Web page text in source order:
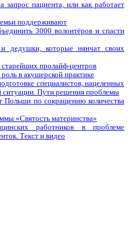
пациента, или как работает
поддерживают
3000 волонтёров и спасти
дедушки, которые нянчат своих
старейших пролайф-центров
в акушерской практике
специалистов, нацеленных
ситуации. Пути решения проблемы
по сокращению количества
«Святость материнства»
работников в проблеме
Tекст и видео